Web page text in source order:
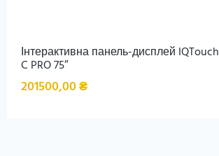
Інтерактивна панель-дисплей IQTouch
C PRO 75″
201500,00₴